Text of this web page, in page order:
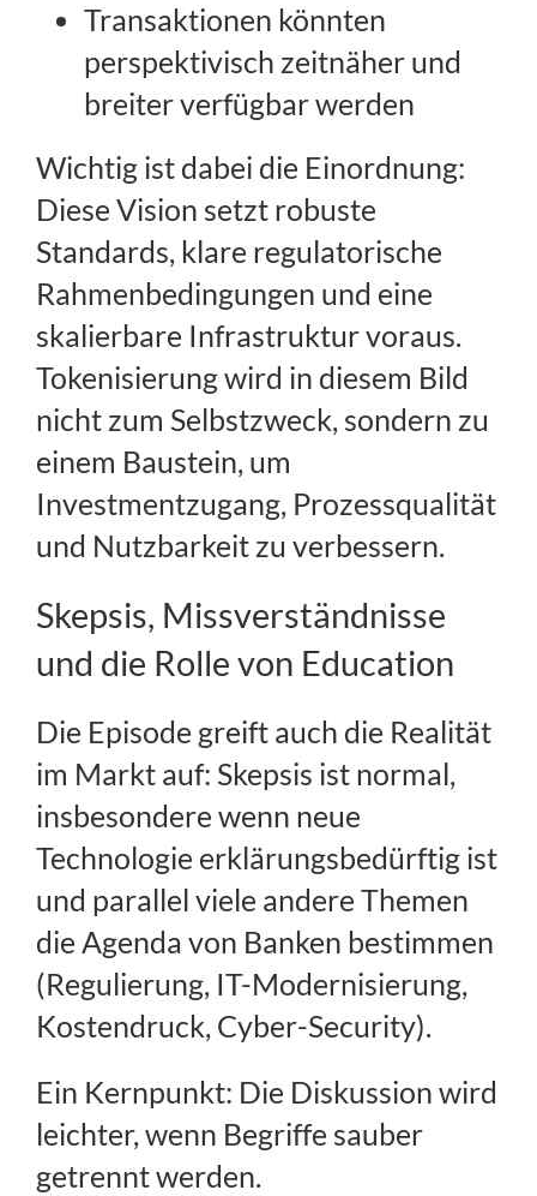
Transaktionen könnten
perspektivisch zeitnäher und
breiter verfügbar werden
Wichtig ist dabei die Einordnung:
Diese Vision setzt robuste
Standards, klare regulatorische
Rahmenbedingungen und eine
skalierbare Infrastruktur voraus.
Tokenisierung wird in diesem Bild
nicht zum Selbstzweck, sondern zu
einem Baustein, um
Investmentzugang, Prozessqualität
und Nutzbarkeit zu verbessern.
Skepsis, Missverständnisse
und die Rolle von Education
Die Episode greift auch die Realität
im Markt auf: Skepsis ist normal,
insbesondere wenn neue
Technologie erklärungsbedürftig ist
und parallel viele andere Themen
die Agenda von Banken bestimmen
(Regulierung, IT-Modernisierung,
Kostendruck, Cyber-Security).
Ein Kernpunkt: Die Diskussion wird
leichter, wenn Begriffe sauber
getrennt werden.